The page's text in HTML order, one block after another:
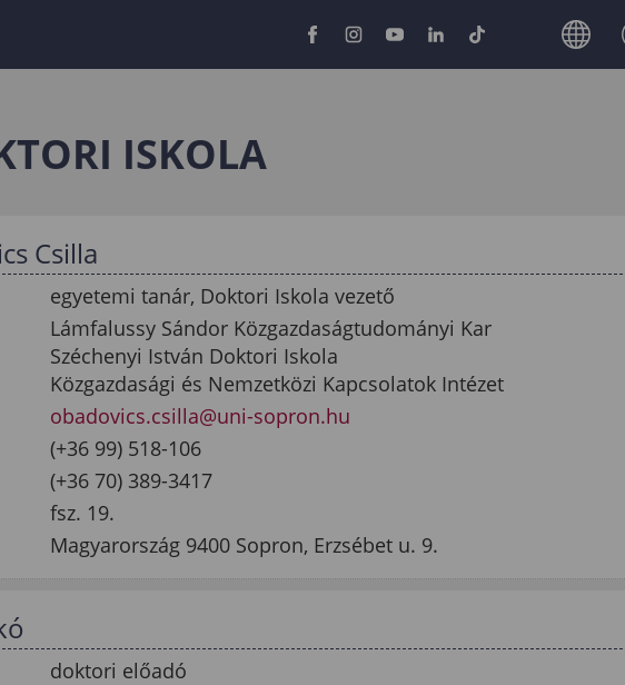
ISKOLA
Csilla
egyetemi tanár, Doktori Iskola vezető
Lámfalussy Sándor Közgazdaságtudományi Kar
Széchenyi István Doktori Iskola
Közgazdasági és Nemzetközi Kapcsolatok Intézet
obadovics.csilla@uni-sopron.hu
(+36 99) 518-106
(+36 70) 389-3417
fsz. 19.
Magyarország 9400 Sopron, Erzsébet u. 9.
doktori előadó